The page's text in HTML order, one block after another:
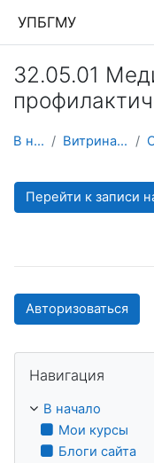
УПБГМУ
32.05.01
В начало Витрина курсов 3KL
Перейти к записи
Авторизоваться
Навигация
В начало
Мои курсы
Блоги сайта